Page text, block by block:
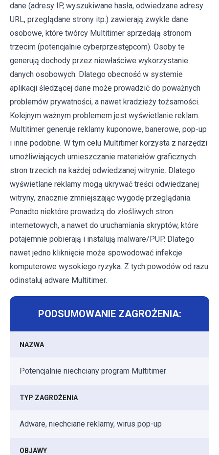
dane (adresy IP, wyszukiwane hasła, odwiedzane adresy
URL, przeglądane strony itp.) zawierają zwykle dane
osobowe, które twórcy Multitimer sprzedają stronom
trzecim (potencjalnie cyberprzestępcom). Osoby te
generują dochody przez niewłaściwe wykorzystanie
danych osobowych. Dlatego obecność w systemie
aplikacji śledzącej dane może prowadzić do poważnych
problemów prywatności, a nawet kradzieży tożsamości.
Kolejnym ważnym problemem jest wyświetlanie reklam.
Multitimer generuje reklamy kuponowe, banerowe, pop-up
i inne podobne. W tym celu Multitimer korzysta z narzędzi
umożliwiających umieszczanie materiałów graficznych
stron trzecich na każdej odwiedzanej witrynie. Dlatego
wyświetlane reklamy mogą ukrywać treści odwiedzanej
witryny, znacznie zmniejszając wygodę przeglądania.
Ponadto niektóre prowadzą do złośliwych stron
internetowych, a nawet do uruchamiania skryptów, które
potajemnie pobierają i instalują malware/PUP. Dlatego
nawet jedno kliknięcie może spowodować infekcje
komputerowe wysokiego ryzyka. Z tych powodów od razu
odinstaluj adware Multitimer.
PODSUMOWANIE ZAGROŻENIA:
NAZWA
Potencjalnie niechciany program Multitimer
TYP ZAGROŻENIA
Adware, niechciane reklamy, wirus pop-up
OBJAWY